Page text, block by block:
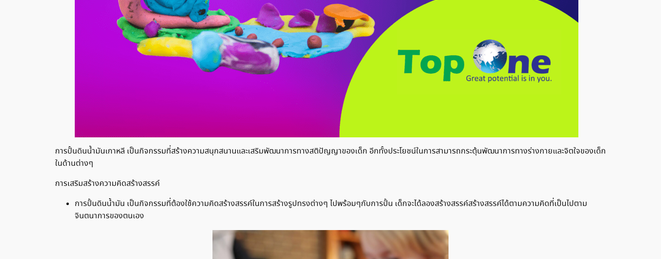
การปั้นดินน้ำมันเกาหลี เป็นกิจกรรมที่สร้างความสนุกสนานและเสริมพัฒนาการทางสติปัญญาของเด็ก อีกทั้งประโยชน์ในการสามารถกระตุ้นพัฒนาการทางร่างกายและจิตใจของเด็ก
ในด้านต่างๆ
การเสริมสร้างความคิดสร้างสรรค์
การปั้นดินน้ำมัน เป็นกิจกรรมที่ต้องใช้ความคิดสร้างสรรค์ในการสร้างรูปทรงต่างๆ ไปพร้อมๆกับการปั้น เด็กจะได้ลองสร้างสรรค์สร้างสรรค์ได้ตามความคิดที่เป็นไปตาม
จินตนาการของตนเอง